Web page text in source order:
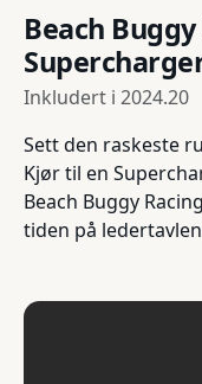
Beach Buggy
Inkludert i 2024.20
Sett den raskeste
Kjør til en
Beach Buggy
tiden på